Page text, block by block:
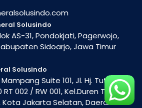
Solusindo
AS-31, Pondokjati, Pagerwojo,
Sidoarjo, Jawa Timur
Solusindo
Suite 101, Jl. Hj. Tutty
002 / RW 001, Kel.Duren Tiga ,
Kota Jakarta Selatan, Daerah